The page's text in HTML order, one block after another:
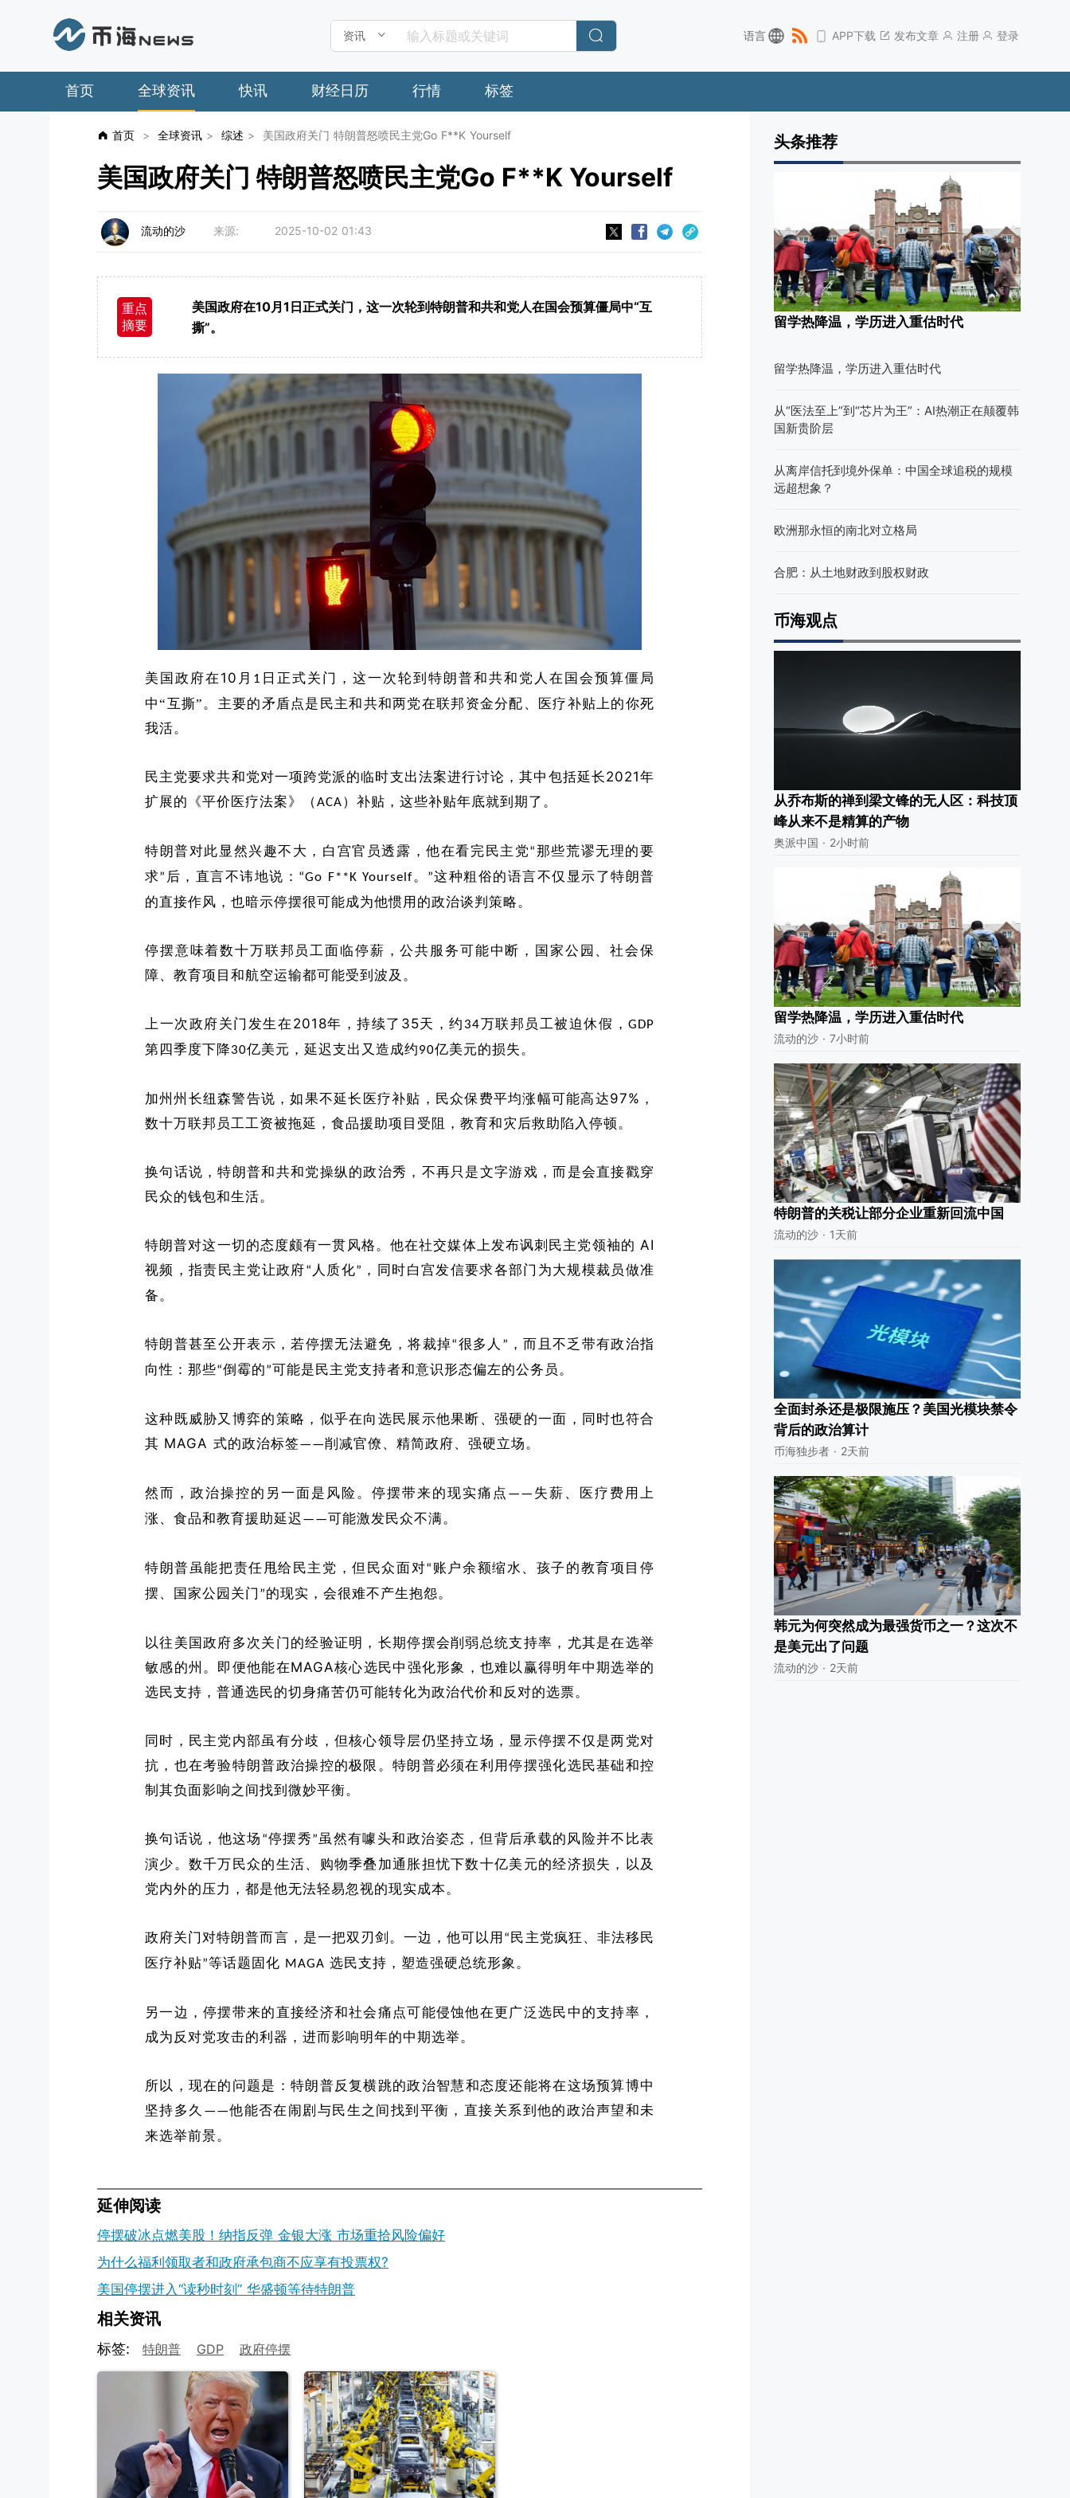
语言 APP下载 发布文章 注册 登录
首页 全球资讯 快讯 财经日历 行情 标签
首页 > 全球资讯 > 综述 > 美国政府关门 特朗普怒喷民主党Go F**K Yourself
美国政府关门 特朗普怒喷民主党Go F**K Yourself
流动的沙 来源: 2025-10-02 01:43
重点
摘要
美国政府在10月1日正式关门，这一次轮到特朗普和共和党人在国会预算僵局中“互
撕”。
美国政府在 10 月 1 日正式关门，这一次轮到特朗普和共和党 人 在国会预算僵局
中“互撕”。 主要的矛盾点是 民主和共和 两党在联邦资金分配 、
医疗补贴上的你死
我活。
民主党要求共和党对一项跨党派的临时支出法案进行讨论 ，其中包括延长2021年
扩展的《平价医疗法案》（ACA）补贴，这些补贴年底就到期了。
特朗普对此显然兴趣不大，白宫官员透露，他在看完民主党“那些荒谬无理的要
求” 后，直言不讳地说： “Go F**K Yourself。 ”这种粗俗的语言不仅显示了特朗普
的直接作风，也暗示停摆很可能成为他惯用的政治谈判策略。
停摆意味着数十万联邦员工面临停薪，公共服务可能中断，国家公园、社会保
障、教育项目和航空运输都可能受到波及。
上一次政府关门发生在 2018年 ，持续了 35天，约 34万联邦员工被迫休假，GDP
第四季度下降30亿美元，延迟支出又造成约90亿美元的损失。
加州州长纽森警告说，如果不延长医疗补贴，民众保费平均涨幅可能高达97% ，
数十万联邦员工工资被拖延，食品援助项目受阻，教育和灾后救助陷入停顿。
换句话说，特朗普和共和党操纵的政治秀，不再只是文字游戏，而是会直接戳穿
民众的钱包和生活。
特朗普对这一切的态度颇有一贯风格。他在社交媒体上发布讽刺民主党领袖的 AI
视频，指责民主党让政府“ 人质化” ，同时白宫发信要求各部门为大规模裁员做准
备。
特朗普甚至公开表示，若停摆无法避免，将裁掉“很多人 ” ，而且不乏带有政治指
向性：那些“倒霉的”可能是民主党支持者和意识形态偏左的公务员。
这种既威胁又博弈的策略，似乎在向选民展示他果断、强硬的一面， 同时也符合
其 MAGA 式的政治标签——削减官僚、精简政府、强硬立场。
然而，政治操控的另一面是风险。停摆带来的现实痛点 —— 失薪、医疗费用上
涨、食品和教育援助延迟 ——可能激发民众不满。
特朗普虽能把责任甩给民主党，但民众面对“ 账户余额缩水、孩子的教育项目停
摆、国家公园关门 ”的现实，会很难不产生抱怨。
以往美国政府多次关门的经验证明 ，长期停摆会削弱总统支持率，尤其是在选举
敏感的州。即便他能在MAGA核心选民中强化形象， 也难以赢得明年中期选举的
选民支持， 普通选民的切身痛苦仍可能转化为政治代价和反对的选票。
同时，民主党内部虽有分歧，但核心领导层仍坚持立场，显示停摆不仅是两党对
抗，也在考验特朗普政治操控的极限。特朗普必须在利用停摆强化选民基础和控
制其负面影响之间找到微妙平衡。
换句话说，他这场 “停摆秀”虽然有噱头和政治姿态，但背后承载的风险并不比表
演少。数千万民众的生活、 购物季叠加通胀担忧下数十亿美元的经济损失，以及
党内外的压力，都是他无法轻易忽视的现实成本。
政府关门对特朗普而言，是一把双刃剑。一边，他可以用 “ 民主党疯狂、非法移民
医疗补贴”等话题固化 MAGA 选民支持，塑造强硬总统形象。
另一边，停摆带来的直接经济和社会痛点可能侵蚀他在更广泛选民中的支持率，
成为反对党攻击的利器 ， 进而影响明年的中期选举。
所以，现在的问题是： 特朗普反复横跳的政治智慧和态度还能将在这场预算博中
坚持多久 ——他能否在闹剧与民生之间找到平衡，直接关系到他的政治声望和未
来选举前景。
延伸阅读
停摆破冰点燃美股！纳指反弹 金银大涨 市场重拾风险偏好
为什么福利领取者和政府承包商不应享有投票权?
美国停摆进入“读秒时刻” 华盛顿等待特朗普
相关资讯
标签: 特朗普 GDP 政府停摆
头条推荐
留学热降温，学历进入重估时代
留学热降温，学历进入重估时代
从“医法至上”到“芯片为王”：AI热潮正在颠覆韩
国新贵阶层
从离岸信托到境外保单：中国全球追税的规模
远超想象？
欧洲那永恒的南北对立格局
合肥：从土地财政到股权财政
币海观点
从乔布斯的禅到梁文锋的无人区：科技顶
峰从来不是精算的产物
奥派中国 · 2小时前
留学热降温，学历进入重估时代
流动的沙 · 7小时前
特朗普的关税让部分企业重新回流中国
流动的沙 · 1天前
全面封杀还是极限施压？美国光模块禁令
背后的政治算计
币海独步者 · 2天前
韩元为何突然成为最强货币之一？这次不
是美元出了问题
流动的沙 · 2天前